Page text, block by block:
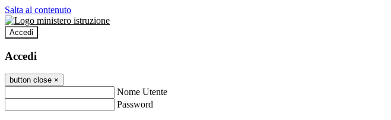
Salta al contenuto
Accedi
Accedi
button close ×
Nome Utente
Password